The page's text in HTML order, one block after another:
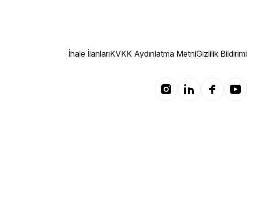
İhale İlanlarıKVKK Aydınlatma MetniGizlilik Bildirimi